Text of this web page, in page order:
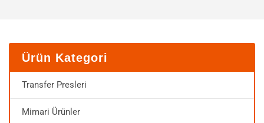
MAĞAZA
SSS
İLETIŞIM
Ürün Kategori
Transfer Presleri
Mimari Ürünler